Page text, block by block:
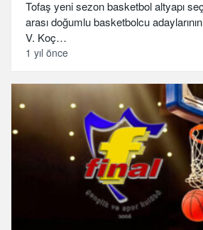
Tofaş yeni sezon basketbol altyapı
arası doğumlu basketbolcu
V. Koç…
1 yıl önce